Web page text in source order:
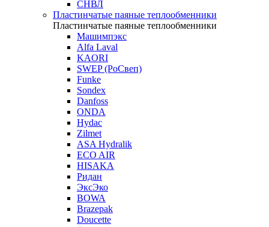
СНВЛ
Пластинчатые паяные теплообменники
Пластинчатые паяные теплообменники
Машимпэкс
Alfa Laval
KAORI
SWEP (РоСвеп)
Funke
Sondex
Danfoss
ONDA
Hydac
Zilmet
ASA Hydralik
ECO AIR
HISAKA
Ридан
ЭксЭко
BOWA
Brazepak
Doucette